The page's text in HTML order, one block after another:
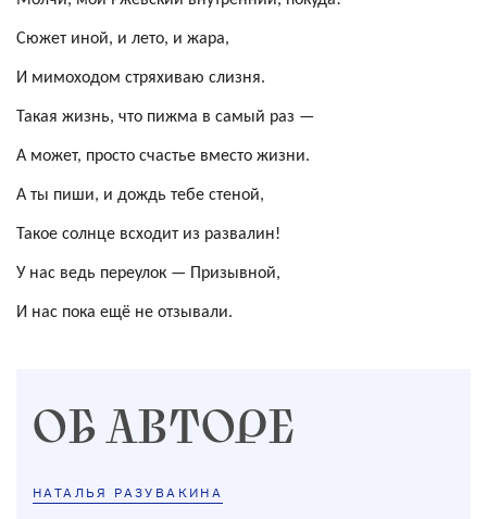
Сюжет иной, и лето, и жара,
И мимоходом стряхиваю слизня.
Такая жизнь, что пижма в самый раз —
А может, просто счастье вместо жизни.
А ты пиши, и дождь тебе стеной,
Такое солнце всходит из развалин!
У нас ведь переулок — Призывной,
И нас пока ещё не отзывали.
ОБ АВТОРЕ
НАТАЛЬЯ РАЗУВАКИНА